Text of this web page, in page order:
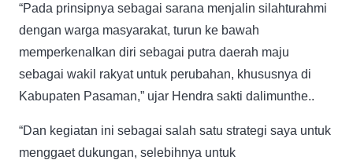
“Pada prinsipnya sebagai sarana menjalin silahturahmi
dengan warga masyarakat, turun ke bawah
memperkenalkan diri sebagai putra daerah maju
sebagai wakil rakyat untuk perubahan, khususnya di
Kabupaten Pasaman,” ujar Hendra sakti dalimunthe..
“Dan kegiatan ini sebagai salah satu strategi saya untuk
menggaet dukungan, selebihnya untuk